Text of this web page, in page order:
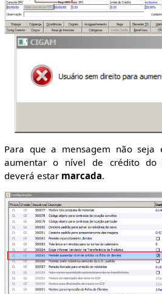
Para que a mensagem não seja
aumentar o nível de crédito do
deverá estar marcada.